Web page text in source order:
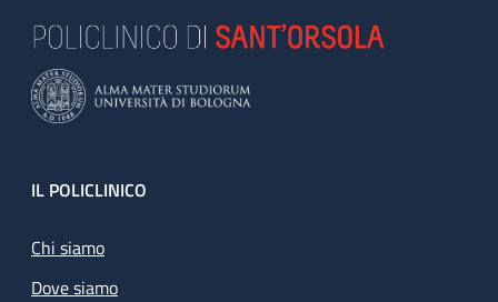
Footer
IL POLICLINICO
Chi siamo
Dove siamo